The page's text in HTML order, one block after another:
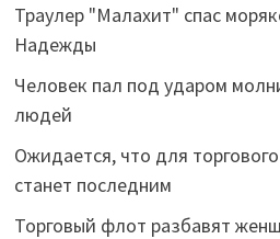
Траулер "Малахит" спас
Надежды
Человек пал под ударом
людей
Ожидается, что для
станет последним
Торговый флот разбавят